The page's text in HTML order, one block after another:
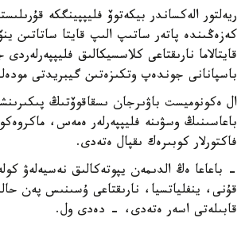
ريەلتور الەكساندر بيكەتوۆ فليپپينگكە
كەزەڭىندە پاتەر ساتىپ الىپ قايتا ساتاتىن
قايتالاما نارىقتاعى كلاسسيكالىق
باسپانانى جوندەپ وتكىزەتىن گيبريدتى
ال ەكونوميست باۋىرجان ىسقاقوۆتىڭ
باعاسىنىڭ وسۋىنە فليپپەرلەر ەمەس،
فاكتورلار كوبىرەك ىقپال ەتەدى.
- باعاعا ەڭ الدىمەن يپوتەكالىق نەسيەلەۋ
قۇنى، ينفلياتسيا، نارىقتاعى ۇسىنىس پەن
قابىلەتى اسەر ەتەدى، - دەدى ول.